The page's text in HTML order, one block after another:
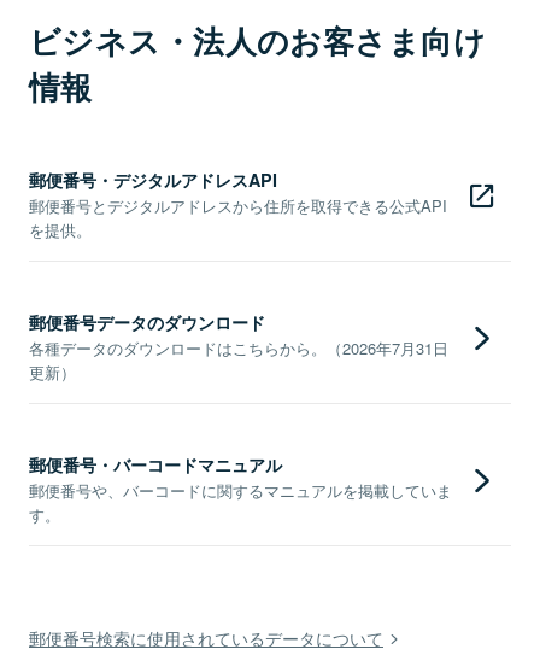
ビジネス・法人のお客さま向け
情報
郵便番号・デジタルアドレスAPI
郵便番号とデジタルアドレスから住所を取得できる公式API
を提供。
郵便番号データのダウンロード
各種データのダウンロードはこちらから。（2026年7月31日
更新）
郵便番号・バーコードマニュアル
郵便番号や、バーコードに関するマニュアルを掲載していま
す。
郵便番号検索に使用されているデータについて